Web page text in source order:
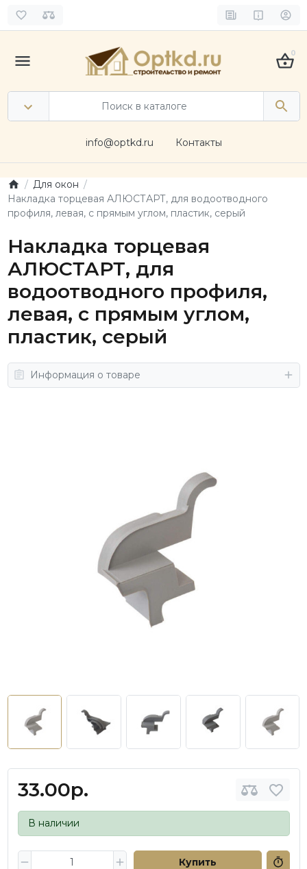
0
info@optkd.ru Контакты
Для окон
Накладка торцевая АЛЮСТАРТ, для водоотводного
профиля, левая, с прямым углом, пластик, серый
Накладка торцевая
АЛЮСТАРТ, для
водоотводного профиля,
левая, с прямым углом,
пластик, серый
Информация о товаре
33.00р.
В наличии
Купить